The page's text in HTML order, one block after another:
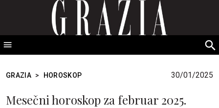
GRAZIA Srbija
GRAZIA > HOROSKOP 30/01/2025
Mesečni horoskop za februar 2025.